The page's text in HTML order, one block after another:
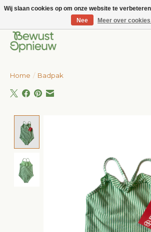
Wij bieden het grootste aanbod in betaalbare
Home / Badpak
Wij slaan cookies op om onze website te
Nee
Meer over cookies